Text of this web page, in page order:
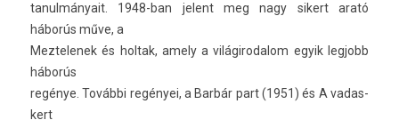
tanul­mányait. 1948-ban jelent meg nagy sikert arató
háborús műve, a
Mez­telenek és hol­tak, amely a világirodalom egyik leg­jobb
háborús
regénye. További regényei, a Barbár part (1951) és A vadas­
kert